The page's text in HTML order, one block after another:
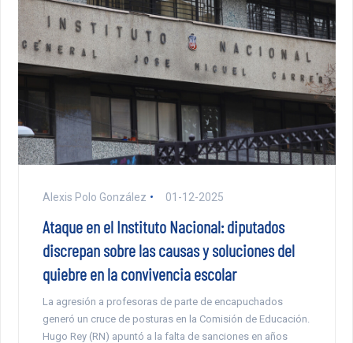
Alexis Polo González 01-12-2025
Ataque en el Instituto Nacional: diputados
discrepan sobre las causas y soluciones del
quiebre en la convivencia escolar
La agresión a profesoras de parte de encapuchados
generó un cruce de posturas en la Comisión de Educación.
Hugo Rey (RN) apuntó a la falta de sanciones en años